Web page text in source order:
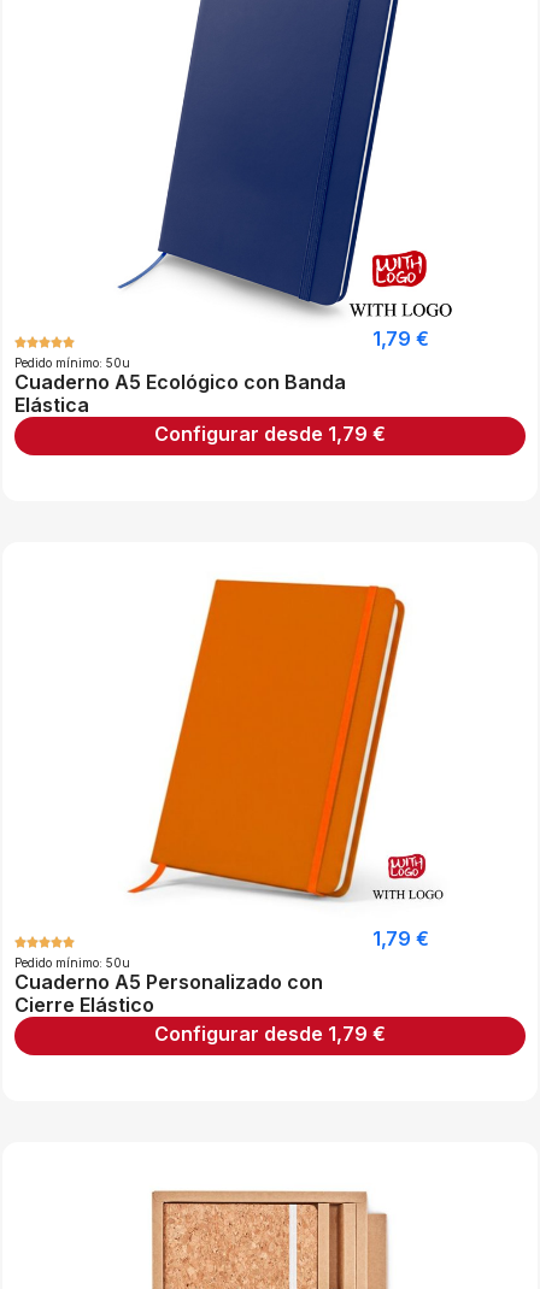
Pedido mínimo: 50u
Cuaderno A5 Ecológico con Banda
Elástica
1,79 €
Configurar desde 1,79 €
Pedido mínimo: 50u
Cuaderno A5 Personalizado con
Cierre Elástico
1,79 €
Configurar desde 1,79 €